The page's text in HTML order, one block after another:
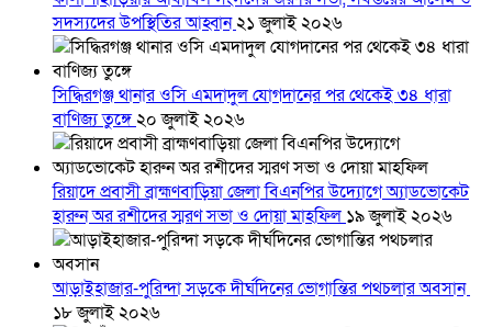
সদস্যদের উপস্থিতির আহ্বান২১ জুলাই ২০২৬
সিদ্ধিরগঞ্জ থানার ওসি এমদাদুল যোগদানের পর থেকেই ৩৪ ধারা
বাণিজ্য তুঙ্গে২০ জুলাই ২০২৬
রিয়াদে প্রবাসী ব্রাহ্মণবাড়িয়া জেলা বিএনপির উদ্যোগে অ্যাডভোকেট
হারুন অর রশীদের স্মরণ সভা ও দোয়া মাহফিল ১৯ জুলাই ২০২৬
আড়াইহাজার-পুরিন্দা সড়কে দীর্ঘদিনের ভোগান্তির পথচলার অবসান
১৮ জুলাই ২০২৬